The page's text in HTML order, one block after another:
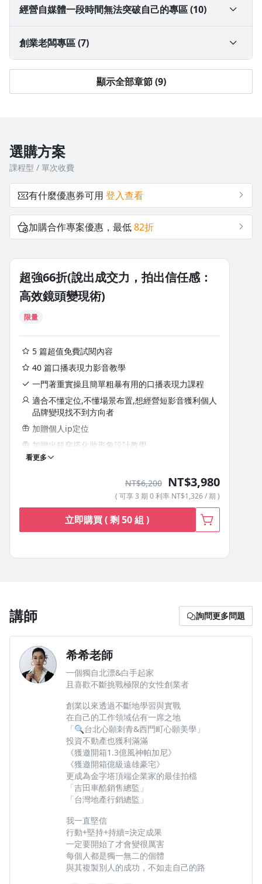
寵物刺青師-淞淞
在短影音流行的趨勢下，內向害羞的我經歷十天的課程後，讓我
在拍攝影片的過程中，終於敢面對鏡頭說話，也能表達出自己的
專業知識，謝謝希希老師的專業指導，在寫文案的過程中幫了我
L3.【三招戰勝不知如何表達】
L4.【五分鐘駕馭觀眾情緒】
L5.【獨特魅力 發掘個人特質】
L7.【瞬間飆升表達力，表達力必殺技】
L8.【成果炸裂，4步呈現視頻質感】
L9.【化緊張為動力】
1.新手小白如何起號，撰寫簡介？
1-1如何撰寫自己簡介?
2.各個平台規則如何避規，避免封號下架？
4.如何快速剪影片？「字幕生成，對音效」
5.如何快速生成文案？
6.什麼是用戶痛點？
7.小白入門自媒體必備4個小神器？
8.什麼是個人 IP人設定位？為什麼一定要打造自己的
定位？
9.如何用手機製作各大平台串聯？
10.買粉有用嗎？內容到底要垂直還是要廣度？
影片如何做景深模式？
剪映新功能20分鐘剪好一隻影片
經營自媒體一段時間無法突破自己的專區 (10)
1.如何用A I快速生成口語化文案？
2.為什麼全部的平台都要經營？一個人如何矩陣？
4. 做自媒體讓你事半功倍的兩個方法
5. 為什麼同一個平台要做多個帳號？
6. 為什麼文案內容一定要降維？
7.如何統一自己的承接窗口？
8.如何公域轉私域？轉為私域之後如何系統化承接？
創業老闆專區 (7)
1.老闆為什麼一定要做個人IP?
3.為什麼強烈建議老闆訓練一個助理經營？不找代操？
4.老闆如何帶領員工矩陣曝光？
5.如何快速製作ai數字人代替自己？徹底解放自己時間
(上集)
5.如何快速製作ai數字人代替自己？徹底解放自己時間
(下集)
6.不同帳號,如何互相曝光？
顯示全部章節 (9)
選購方案
課程型 / 單次收費
有什麼優惠券可用 登入查看
加購合作專案優惠，最低82折
超強66折(說出成交力，拍出信任感：
高效鏡頭變現術)
限量
5 篇超值免費試閱內容
40 篇口播表現力影音教學
一門著重實操且簡單粗暴有用的口播表現力課程
適合不懂定位,不懂場景布置,想經營短影音獲利個人
品牌變現找不到方向者
加贈個人ip定位
加贈出鏡穿搭化妝形象設計教學
加贈5則主題QA問題解答
不限時間.次數.地點觀看,隨時隨地可線上觀看
購買課程後加入LINE群.由專業團隊回覆本課程加贈項
看更多
NT$6,200 NT$3,980
( 可享 3 期 0 利率 NT$1,326 / 期 )
立即購買 ( 剩 50 組 )
講師 詢問更多問題
希希老師
一個獨自北漂&白手起家
且喜歡不斷挑戰極限的女性創業者
創業以來透過不斷地學習與實戰
在自己的工作領域佔有一席之地
「🔍台北心願刺青&西門町心願美學」
投資不動產也獲利滿滿
《獲邀開箱1.3億風神帕加尼》
《獲邀開箱億級遠雄豪宅》
更成為金字塔頂端企業家的最佳拍檔
「吉田車酷銷售總監」
「台灣地產行銷總監」
我一直堅信
行動+堅持+持續=決定成果
一定要開始了才會變很厲害
每個人都是獨一無二的個體
與其複製別人的成功，不如走自己的路
沒有待播放的清單
去逛逛